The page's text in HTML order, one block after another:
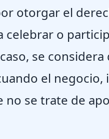
otorgar el
celebrar o
se
el negocio,
no se trate de